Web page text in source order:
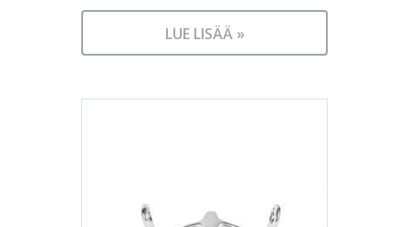
LUE LISÄÄ »